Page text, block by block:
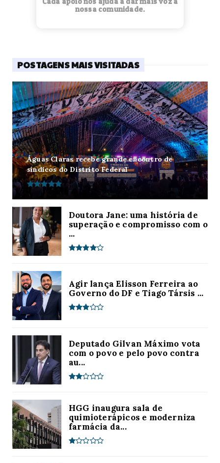
nossa comunidade.
POSTAGENS MAIS VISITADAS
Águas Claras recebe grande encontro de
síndicos do Distrito Federal
Doutora Jane: uma história de
superação e compromisso com o
...
Agir lança Elisson Ferreira ao
Governo do DF e Tiago Társis ...
Deputado Gilvan Máximo vota
com o povo e pelo povo contra
au...
HGG inaugura sala de
quimioterápicos e moderniza
farmácia da...